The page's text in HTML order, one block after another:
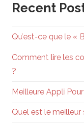
Recent
Qu’est-ce que le «
Comment lire les
?
Meilleure Appli
Quel est le